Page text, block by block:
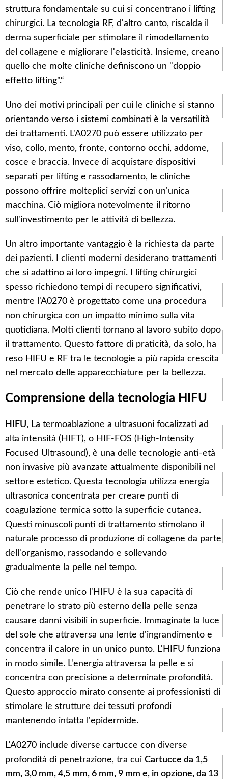
struttura fondamentale su cui si concentrano i lifting
chirurgici. La tecnologia RF, d'altro canto, riscalda il
derma superficiale per stimolare il rimodellamento
del collagene e migliorare l'elasticità. Insieme, creano
quello che molte cliniche definiscono un "doppio
effetto lifting".“
Uno dei motivi principali per cui le cliniche si stanno
orientando verso i sistemi combinati è la versatilità
dei trattamenti. L'A0270 può essere utilizzato per
viso, collo, mento, fronte, contorno occhi, addome,
cosce e braccia. Invece di acquistare dispositivi
separati per lifting e rassodamento, le cliniche
possono offrire molteplici servizi con un'unica
macchina. Ciò migliora notevolmente il ritorno
sull'investimento per le attività di bellezza.
Un altro importante vantaggio è la richiesta da parte
dei pazienti. I clienti moderni desiderano trattamenti
che si adattino ai loro impegni. I lifting chirurgici
spesso richiedono tempi di recupero significativi,
mentre l'A0270 è progettato come una procedura
non chirurgica con un impatto minimo sulla vita
quotidiana. Molti clienti tornano al lavoro subito dopo
il trattamento. Questo fattore di praticità, da solo, ha
reso HIFU e RF tra le tecnologie a più rapida crescita
nel mercato delle apparecchiature per la bellezza.
Comprensione della tecnologia HIFU
HIFU, La termoablazione a ultrasuoni focalizzati ad
alta intensità (HIFT), o HIF-FOS (High-Intensity
Focused Ultrasound), è una delle tecnologie anti-età
non invasive più avanzate attualmente disponibili nel
settore estetico. Questa tecnologia utilizza energia
ultrasonica concentrata per creare punti di
coagulazione termica sotto la superficie cutanea.
Questi minuscoli punti di trattamento stimolano il
naturale processo di produzione di collagene da parte
dell'organismo, rassodando e sollevando
gradualmente la pelle nel tempo.
Ciò che rende unico l'HIFU è la sua capacità di
penetrare lo strato più esterno della pelle senza
causare danni visibili in superficie. Immaginate la luce
del sole che attraversa una lente d'ingrandimento e
concentra il calore in un unico punto. L'HIFU funziona
in modo simile. L'energia attraversa la pelle e si
concentra con precisione a determinate profondità.
Questo approccio mirato consente ai professionisti di
stimolare le strutture dei tessuti profondi
mantenendo intatta l'epidermide.
L'A0270 include diverse cartucce con diverse
profondità di penetrazione, tra cui Cartucce da 1,5
mm, 3,0 mm, 4,5 mm, 6 mm, 9 mm e, in opzione, da 13